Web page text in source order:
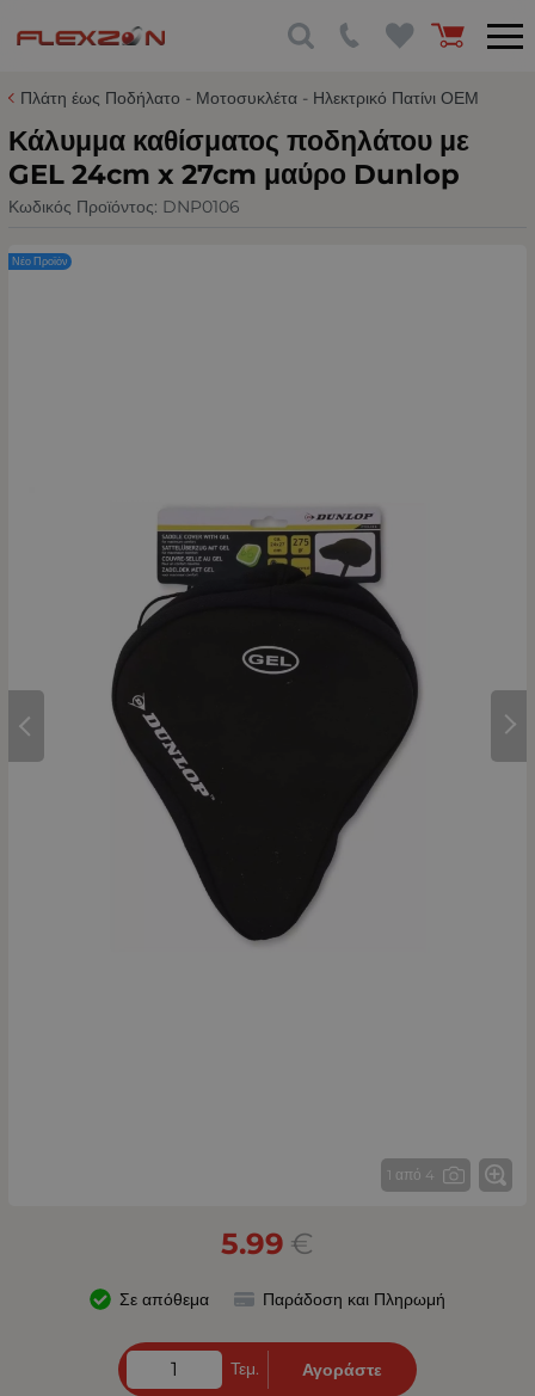
Πλάτη έως Ποδήλατο - Μοτοσυκλέτα - Ηλεκτρικό Πατίνι ΟΕΜ
Κάλυμμα καθίσματος ποδηλάτου με
GEL 24cm x 27cm μαύρο Dunlop
Κωδικός Προϊόντος: DNP0106
1 από 4
Νέο Προϊόν
5.99 €
Σε απόθεμα Παράδοση και Πληρωμή
Τεμ. Αγοράστε